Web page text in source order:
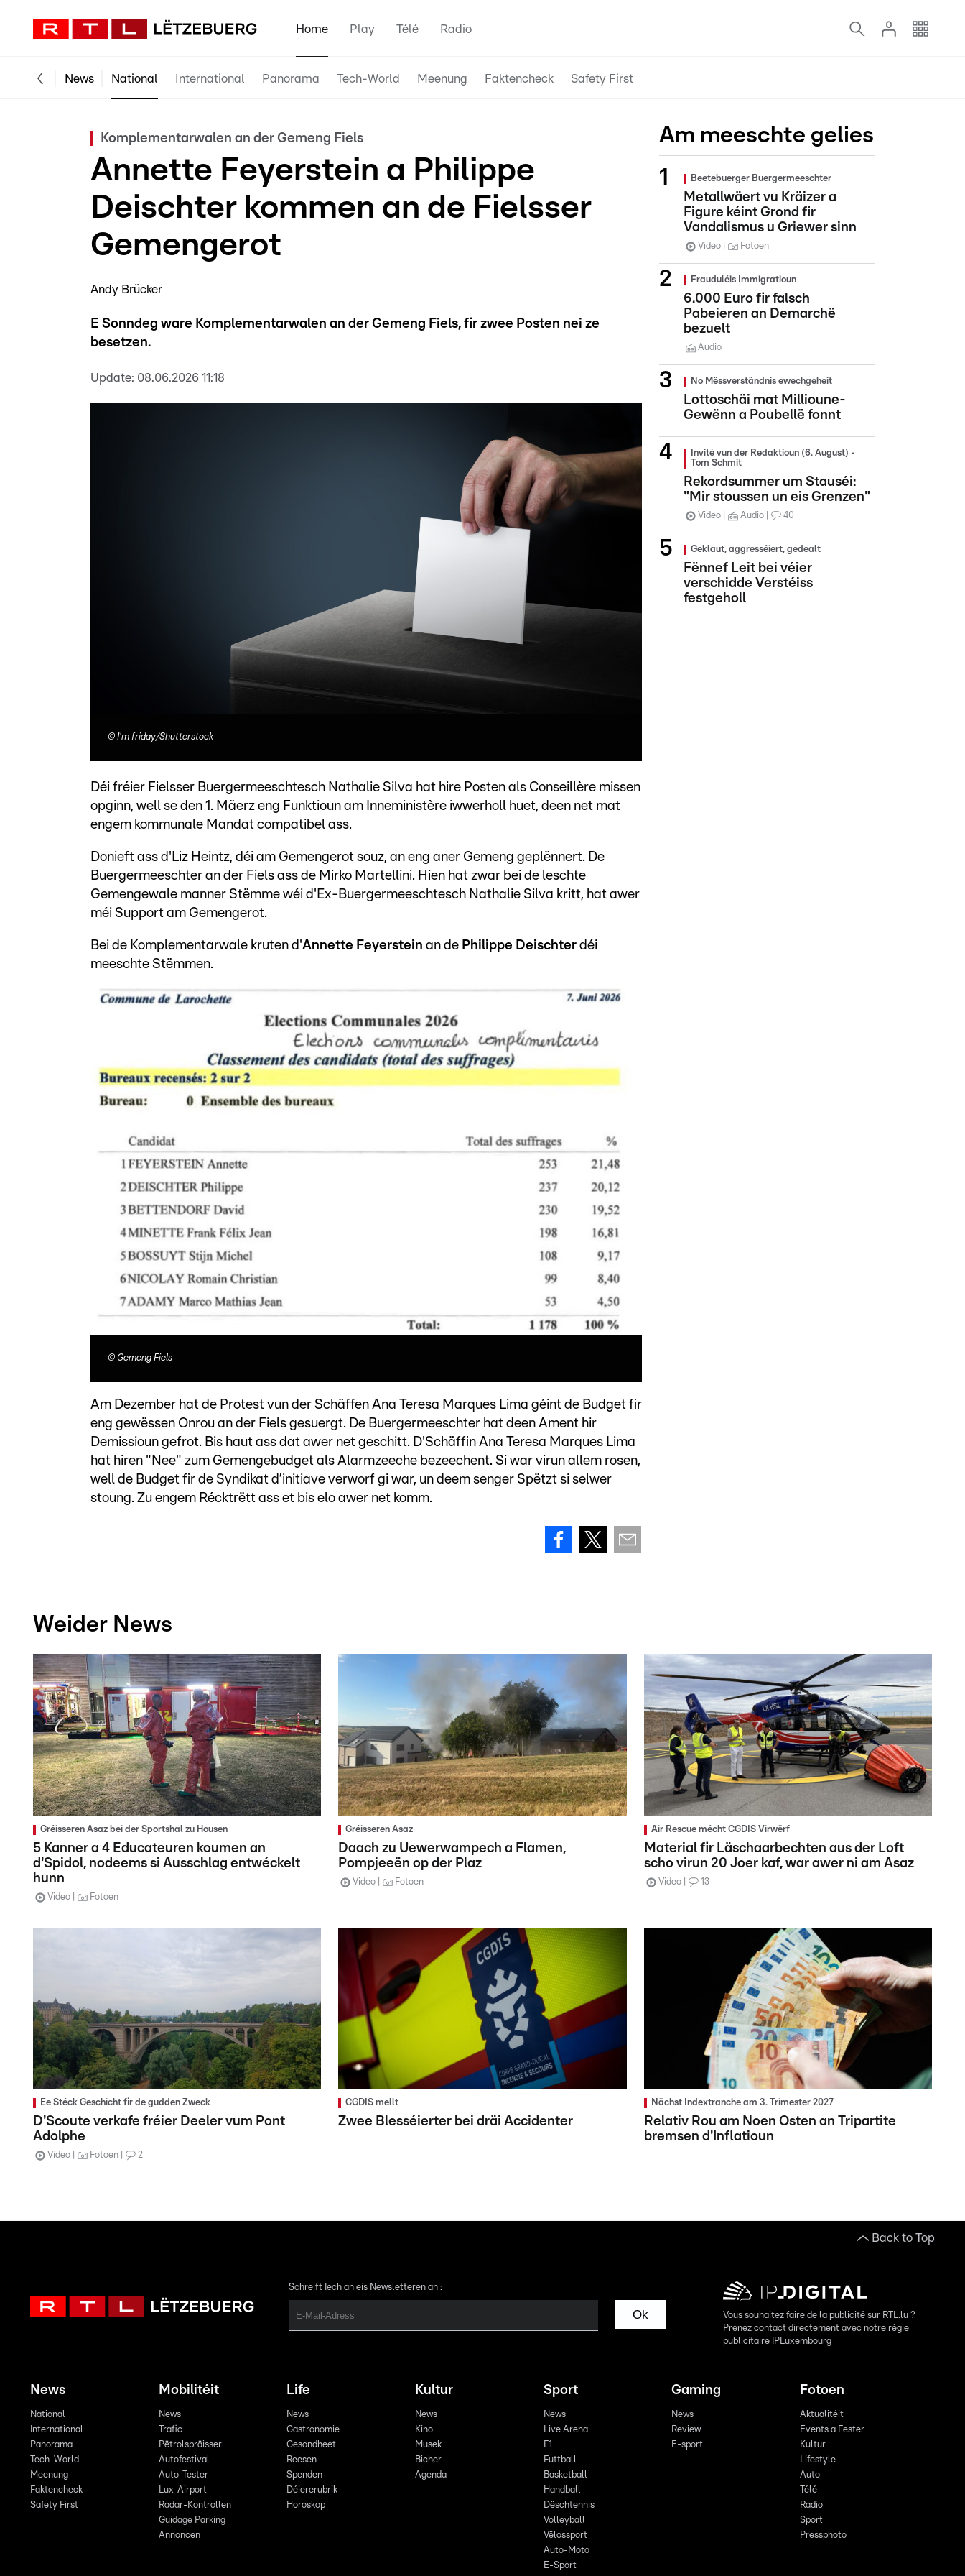
Home Play Télé Radio
News National International Panorama Tech-World Meenung Faktencheck Safety First
Komplementarwalen an der Gemeng Fiels
Annette Feyerstein a Philippe
Deischter kommen an de Fielsser
Gemengerot
Andy Brücker
E Sonndeg ware Komplementarwalen an der Gemeng Fiels, fir zwee Posten nei ze
besetzen.
Update: 08.06.2026 11:18
© I'm friday/Shutterstock
Déi fréier Fielsser Buergermeeschtesch Nathalie Silva hat hire Posten als Conseillère missen
opginn, well se den 1. Mäerz eng Funktioun am Inneministère iwwerholl huet, deen net mat
engem kommunale Mandat compatibel ass.
Donieft ass d'Liz Heintz, déi am Gemengerot souz, an eng aner Gemeng geplënnert. De
Buergermeeschter an der Fiels ass de Mirko Martellini. Hien hat zwar bei de leschte
Gemengewale manner Stëmme wéi d'Ex-Buergermeeschtesch Nathalie Silva kritt, hat awer
méi Support am Gemengerot.
Bei de Komplementarwale kruten d'Annette Feyerstein an de Philippe Deischter déi
meeschte Stëmmen.
© Gemeng Fiels
Am Dezember hat de Protest vun der Schäffen Ana Teresa Marques Lima géint de Budget fir
eng gewëssen Onrou an der Fiels gesuergt. De Buergermeeschter hat deen Ament hir
Demissioun gefrot. Bis haut ass dat awer net geschitt. D'Schäffin Ana Teresa Marques Lima
hat hiren "Nee" zum Gemengebudget als Alarmzeeche bezeechent. Si war virun allem rosen,
well de Budget fir de Syndikat d’initiave verworf gi war, un deem senger Spëtzt si selwer
stoung. Zu engem Récktrëtt ass et bis elo awer net komm.
Am meeschte gelies
Beetebuerger Buergermeeschter
Metallwäert vu Kräizer a
Figure kéint Grond fir
Vandalismus u Griewer sinn
Video Fotoen
Frauduléis Immigratioun
6.000 Euro fir falsch
Pabeieren an Demarchë
bezuelt
Audio
No Mëssverständnis ewechgeheit
Lottoschäi mat Millioune-
Gewënn a Poubellë fonnt
Invité vun der Redaktioun (6. August) -
Tom Schmit
Rekordsummer um Stauséi:
"Mir stoussen un eis Grenzen"
Video Audio 40
Geklaut, aggresséiert, gedealt
Fënnef Leit bei véier
verschidde Verstéiss
festgeholl
Weider News
Gréisseren Asaz bei der Sportshal zu Housen
5 Kanner a 4 Educateuren koumen an
d'Spidol, nodeems si Ausschlag entwéckelt
hunn
Video Fotoen
Gréisseren Asaz
Daach zu Uewerwampech a Flamen,
Pompjeeën op der Plaz
Video Fotoen
Air Rescue mécht CGDIS Virwërf
Material fir Läschaarbechten aus der Loft
scho virun 20 Joer kaf, war awer ni am Asaz
Video 13
Ee Stéck Geschicht fir de gudden Zweck
D'Scoute verkafe fréier Deeler vum Pont
Adolphe
Video Fotoen 2
CGDIS mellt
Zwee Blesséierter bei dräi Accidenter
Nächst Indextranche am 3. Trimester 2027
Relativ Rou am Noen Osten an Tripartite
bremsen d'Inflatioun
Back to Top
Schreift Iech an eis Newsletteren an :
Ok
Vous souhaitez faire de la publicité sur RTL.lu ?
Prenez contact directement avec notre régie
publicitaire IPLuxembourg
News
National
International
Panorama
Tech-World
Meenung
Faktencheck
Safety First
Mobilitéit
News
Trafic
Pëtrolspräisser
Autofestival
Auto-Tester
Lux-Airport
Radar-Kontrollen
Guidage Parking
Annoncen
Life
News
Gastronomie
Gesondheet
Reesen
Spenden
Déiererubrik
Horoskop
Kultur
News
Kino
Musek
Bicher
Agenda
Sport
News
Live Arena
F1
Futtball
Basketball
Handball
Dëschtennis
Volleyball
Vëlossport
Auto-Moto
E-Sport
Gaming
News
Review
E-sport
Fotoen
Aktualitéit
Events a Fester
Kultur
Lifestyle
Auto
Télé
Radio
Sport
Pressphoto